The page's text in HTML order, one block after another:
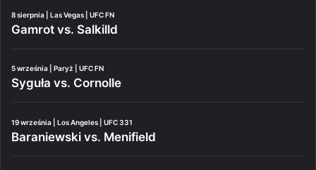
8 sierpnia | Las Vegas | UFC FN
Gamrot vs. Salkilld
5 września | Paryż | UFC FN
Syguła vs. Cornolle
19 września | Los Angeles | UFC 331
Baraniewski vs. Menifield